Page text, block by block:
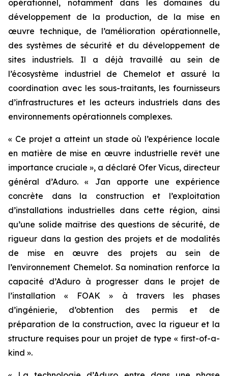
opérationnel, notamment dans les domaines du
développement de la production, de la mise en
œuvre technique, de l’amélioration opérationnelle,
des systèmes de sécurité et du développement de
sites industriels. Il a déjà travaillé au sein de
l’écosystème industriel de Chemelot et assuré la
coordination avec les sous-traitants, les fournisseurs
d’infrastructures et les acteurs industriels dans des
environnements opérationnels complexes.
« Ce projet a atteint un stade où l’expérience locale
en matière de mise en œuvre industrielle revêt une
importance cruciale », a déclaré Ofer Vicus, directeur
général d’Aduro. « Jan apporte une expérience
concrète dans la construction et l’exploitation
d’installations industrielles dans cette région, ainsi
qu’une solide maîtrise des questions de sécurité, de
rigueur dans la gestion des projets et de modalités
de mise en œuvre des projets au sein de
l’environnement Chemelot. Sa nomination renforce la
capacité d’Aduro à progresser dans le projet de
l’installation « FOAK » à travers les phases
d’ingénierie, d’obtention des permis et de
préparation de la construction, avec la rigueur et la
structure requises pour un projet de type « first-of-a-
kind ».